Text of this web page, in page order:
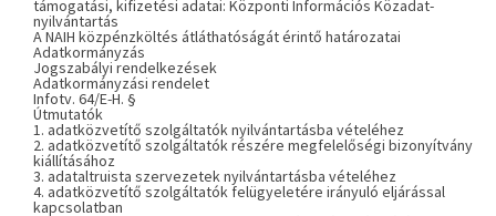
támogatási, kifizetési adatai: Központi Információs Közadat-
nyilvántartás
A NAIH közpénzköltés átláthatóságát érintő határozatai
Adatkormányzás
Jogszabályi rendelkezések
Adatkormányzási rendelet
Infotv. 64/E-H. §
Útmutatók
1. adatközvetítő szolgáltatók nyilvántartásba vételéhez
2. adatközvetítő szolgáltatók részére megfelelőségi bizonyítvány
kiállításához
3. adataltruista szervezetek nyilvántartásba vételéhez
4. adatközvetítő szolgáltatók felügyeletére irányuló eljárással
kapcsolatban